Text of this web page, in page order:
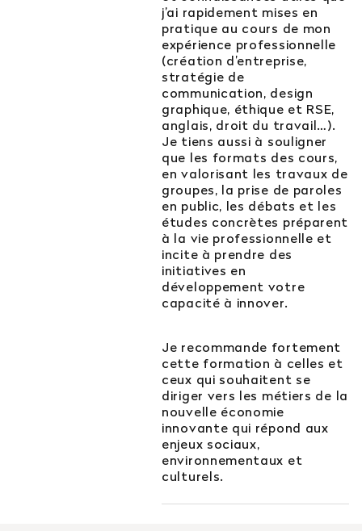
j’ai rapidement mises en
pratique au cours de mon
expérience professionnelle
(création d’entreprise,
stratégie de
communication, design
graphique, éthique et RSE,
anglais, droit du travail…).
Je tiens aussi à souligner
que les formats des cours,
en valorisant les travaux de
groupes, la prise de paroles
en public, les débats et les
études concrètes préparent
à la vie professionnelle et
incite à prendre des
initiatives en
développement votre
capacité à innover.
Je recommande fortement
cette formation à celles et
ceux qui souhaitent se
diriger vers les métiers de la
nouvelle économie
innovante qui répond aux
enjeux sociaux,
environnementaux et
culturels.